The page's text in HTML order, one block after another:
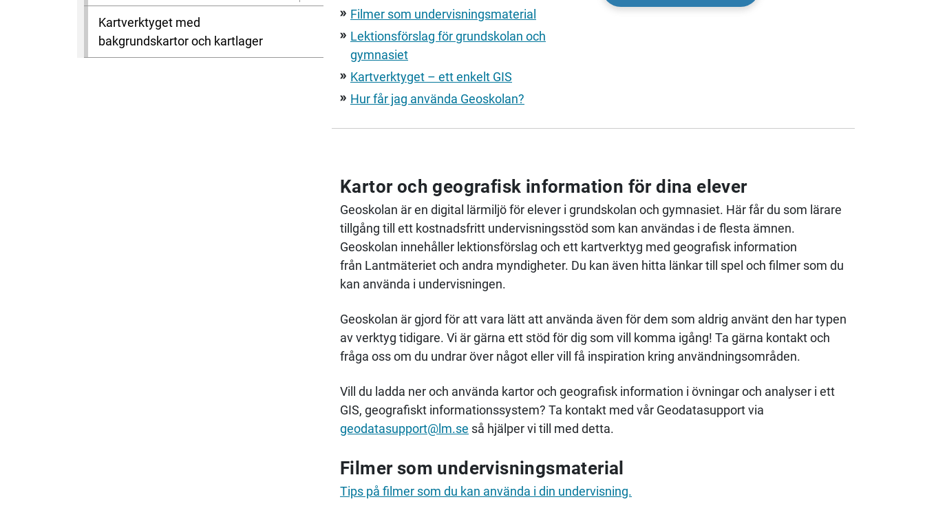
Kartverktyget med
bakgrundskartor och kartlager
double_arrow Filmer som undervisningsmaterial
double_arrow Lektionsförslag för grundskolan och
gymnasiet
double_arrow Kartverktyget – ett enkelt GIS
double_arrow Hur får jag använda Geoskolan?
Kartor och geografisk information för dina elever
Geoskolan är en digital lärmiljö för elever i grundskolan och gymnasiet. Här får du som lärare
tillgång till ett kostnadsfritt undervisningsstöd som kan användas i de flesta ämnen.
Geoskolan innehåller lektionsförslag och ett kartverktyg med geografisk information
från Lantmäterietoch andra myndigheter. Du kan även hitta länkar till spel och filmer som du
kan använda i undervisningen.
Geoskolan är gjord för att vara lätt att använda även för dem som aldrig använt den har typen
av verktyg tidigare. Vi är gärna ett stöd för dig som vill komma igång! Ta gärna kontakt och
fråga oss om du undrar över något eller vill få inspiration kring användningsområden.
Vill du ladda ner och använda kartor och geografisk information i övningar och analyser i ett
GIS, geografiskt informationssystem? Ta kontakt med vår Geodatasupport via
geodatasupport@lm.se så hjälper vi till med detta.
Filmer som undervisningsmaterial
Tips på filmer som du kan använda i din undervisning.